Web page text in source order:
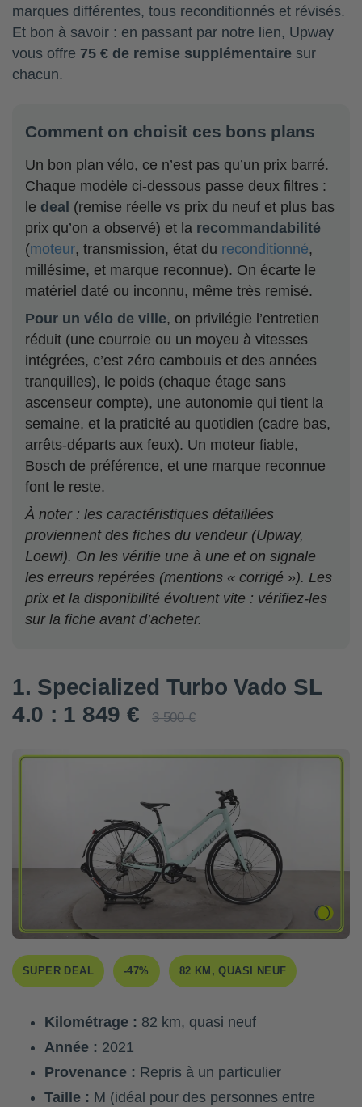
marques différentes, tous reconditionnés et révisés.
Et bon à savoir : en passant par notre lien, Upway
vous offre 75 € de remise supplémentaire sur
chacun.
Comment on choisit ces bons plans
Un bon plan vélo, ce n’est pas qu’un prix barré.
Chaque modèle ci-dessous passe deux filtres :
le deal (remise réelle vs prix du neuf et plus bas
prix qu’on a observé) et la recommandabilité
(moteur, transmission, état du reconditionné,
millésime, et marque reconnue). On écarte le
matériel daté ou inconnu, même très remisé.
Pour un vélo de ville, on privilégie l’entretien
réduit (une courroie ou un moyeu à vitesses
intégrées, c’est zéro cambouis et des années
tranquilles), le poids (chaque étage sans
ascenseur compte), une autonomie qui tient la
semaine, et la praticité au quotidien (cadre bas,
arrêts-départs aux feux). Un moteur fiable,
Bosch de préférence, et une marque reconnue
font le reste.
À noter : les caractéristiques détaillées
proviennent des fiches du vendeur (Upway,
Loewi). On les vérifie une à une et on signale
les erreurs repérées (mentions « corrigé »). Les
prix et la disponibilité évoluent vite : vérifiez-les
sur la fiche avant d’acheter.
1. Specialized Turbo Vado SL
4.0 : 1 849 €
3 500 €
SUPER DEAL -47% 82 KM, QUASI NEUF
Kilométrage : 82 km, quasi neuf
Année : 2021
Provenance : Repris à un particulier
Taille : M (idéal pour des personnes entre